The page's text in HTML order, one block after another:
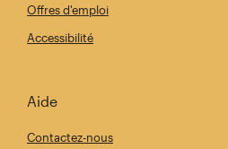
Offres d'emploi
Accessibilité
Aide
Contactez-nous